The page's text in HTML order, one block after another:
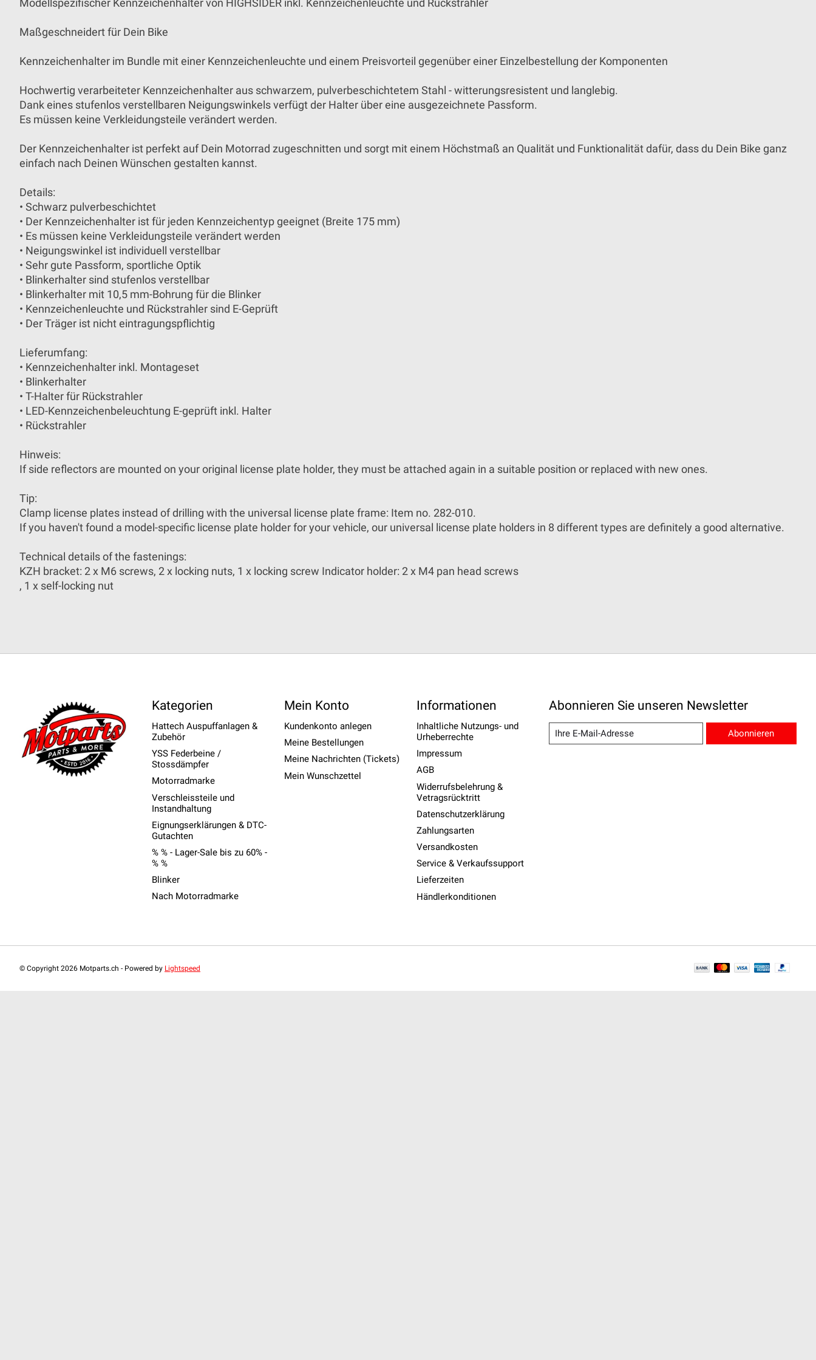
Modellspezifischer Kennzeichenhalter von HIGHSIDER inkl. Kennzeichenleuchte und Rückstrahler
Maßgeschneidert für Dein Bike
Kennzeichenhalter im Bundle mit einer Kennzeichenleuchte und einem Preisvorteil gegenüber einer Einzelbestellung der Komponenten
Hochwertig verarbeiteter Kennzeichenhalter aus schwarzem, pulverbeschichtetem Stahl - witterungsresistent und langlebig.
Dank eines stufenlos verstellbaren Neigungswinkels verfügt der Halter über eine ausgezeichnete Passform.
Es müssen keine Verkleidungsteile verändert werden.
Der Kennzeichenhalter ist perfekt auf Dein Motorrad zugeschnitten und sorgt mit einem Höchstmaß an Qualität und Funktionalität dafür, dass du Dein Bike ganz
einfach nach Deinen Wünschen gestalten kannst.
Details:
• Schwarz pulverbeschichtet
• Der Kennzeichenhalter ist für jeden Kennzeichentyp geeignet (Breite 175 mm)
• Es müssen keine Verkleidungsteile verändert werden
• Neigungswinkel ist individuell verstellbar
• Sehr gute Passform, sportliche Optik
• Blinkerhalter sind stufenlos verstellbar
• Blinkerhalter mit 10,5 mm-Bohrung für die Blinker
• Kennzeichenleuchte und Rückstrahler sind E-Geprüft
• Der Träger ist nicht eintragungspflichtig
Lieferumfang:
• Kennzeichenhalter inkl. Montageset
• Blinkerhalter
• T-Halter für Rückstrahler
• LED-Kennzeichenbeleuchtung E-geprüft inkl. Halter
• Rückstrahler
Hinweis:
If side reflectors are mounted on your original license plate holder, they must be attached again in a suitable position or replaced with new ones.
Tip:
Clamp license plates instead of drilling with the universal license plate frame: Item no. 282-010.
If you haven't found a model-specific license plate holder for your vehicle, our universal license plate holders in 8 different types are definitely a good alternative.
Technical details of the fastenings:
KZH bracket: 2 x M6 screws, 2 x locking nuts, 1 x locking screw Indicator holder: 2 x M4 pan head screws
, 1 x self-locking nut
Kategorien
Hattech Auspuffanlagen &
Zubehör
YSS Federbeine /
Stossdämpfer
Motorradmarke
Verschleissteile und
Instandhaltung
Eignungserklärungen & DTC-
Gutachten
% % - Lager-Sale bis zu 60% -
% %
Blinker
Nach Motorradmarke
Mein Konto
Kundenkonto anlegen
Meine Bestellungen
Meine Nachrichten (Tickets)
Mein Wunschzettel
Informationen
Inhaltliche Nutzungs- und
Urheberrechte
Impressum
AGB
Widerrufsbelehrung &
Vetragsrücktritt
Datenschutzerklärung
Zahlungsarten
Versandkosten
Service & Verkaufssupport
Lieferzeiten
Händlerkonditionen
Abonnieren Sie unseren Newsletter
Abonnieren
© Copyright 2026 Motparts.ch - Powered by Lightspeed